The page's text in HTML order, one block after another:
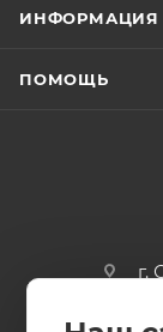
ИНФОРМАЦИЯ
ПОМОЩЬ
г.